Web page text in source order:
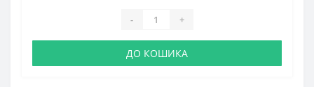
- +
ДО КОШИКА